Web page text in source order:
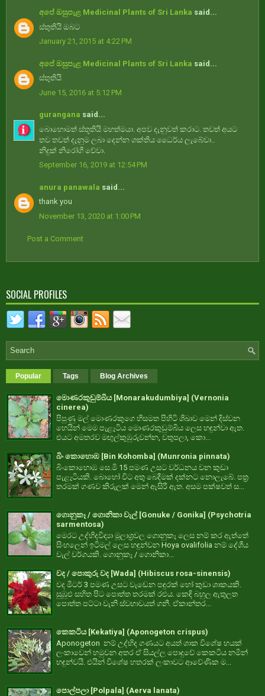
අපේ ඔසුපැළ Medicinal Plants of Sri Lanka said...
ස්තුතියි ඔබට
January 21, 2015 at 4:22 PM
අපේ ඔසුපැළ Medicinal Plants of Sri Lanka said...
ස්තුතියි
June 15, 2016 at 5:12 PM
gurangana said...
බොහොමත් ස්තූතියි මහත්මයා. අපව දැනුවත් කරාට. තවත් අයට
තව තවත් දැනුම ලබා දෙන්න ශක්තිය ධෛර්ය ලැබේවා..
නිදුක් නිරෝගී වේවා.
September 16, 2019 at 12:54 PM
anura panawala said...
thank you
November 13, 2020 at 1:00 PM
Post a Comment
SOCIAL PROFILES
Popular Tags Blog Archives
මොණරකුඩුම්බිය [Monarakudumbiya] (Vernonia
cinerea)
පිපුණු මල් මොණරකුගෙ හිසමත පිහිටි ශිඛාව මෙන් දිස්වන
හෙයින් මෙම පැළෑටිය මොණරකුඩුම්බිය ලෙස හඳුන්වා ඇත.
එයට අමතරව මඟුල්කුඹුරුවන්න, වතුපලා, කො...
බිං කොහොඹ [Bin Kohomba] (Munronia pinnata)
බිංකොහොඹ සෙ.මි 15 පමණ උසට වර්ධනය වන කුඩා
පැළෑටියකි. බොහෝ විට අතු බෙදීමක් දක්නට නොලැබේ. පත්‍ර
තරමක් ගණව කිරුලක් මෙන් ඇසිරී ඇත. අසම පක්ෂවත් ස...
ගොනුකෑ / ගොනිකා වැල් [Gonuke / Gonika] (Psychotria
sarmentosa)
මෙරට උද්භිදවිද්‍යා මූලාශ්‍රවල ගොනුකෑ ලෙස නම් කර ඇත්තේ
සිංහලෙන් ඉටිමල් ලෙස හඳුන්වන Hoya ovalifolia නම් දේශීය
වැල් වර්ගයකි. ගොනුකෑ / ගොනිකා...
වද / පොකුරු වද [Wada] (Hibiscus rosa-sinensis)
වද මීටර් 3 පමණ උසට වැඩෙන පඳුරක් හෝ කුඩා ශාකයකි.
සුඹුළු සහිත පිට පොත්ත තරමක් රළුය. කෙඳි බහුල ඇතුලත
පොත්ත පට්ටා වැනි ස්වභාවයත් ගනී. ඒකාන්තර...
කෙකටිය [Kekatiya] (Aponogeton crispus)
Aponogeton නම් උද්භිද ගණයට අයත් ශාක විශේෂ හයක්
ලංකාවෙන් හමුවන අතර ඒ සියල්ල පොදුවේ කෙකටිය නමින්
හඳුන්වයි. එයින් විශේෂ හතරක් ලංකාවට ආවේණික ම...
පොල්පලා [Polpala] (Aerva lanata)